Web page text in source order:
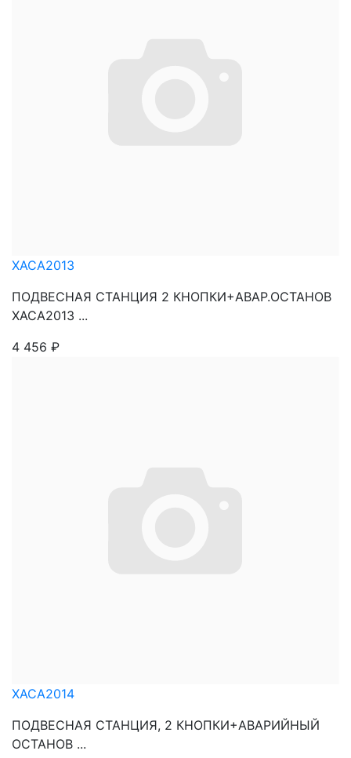
XACA2013
ПОДВЕСНАЯ СТАНЦИЯ 2 КНОПКИ+АВАР.ОСТАНОВ
XACA2013 ...
4 456 ₽
XACA2014
ПОДВЕСНАЯ СТАНЦИЯ, 2 КНОПКИ+АВАРИЙНЫЙ
ОСТАНОВ ...